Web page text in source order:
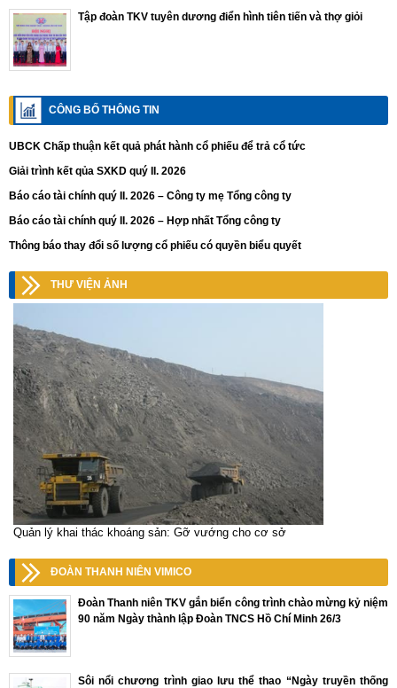
Tập đoàn TKV tuyên dương điển hình tiên tiến và thợ giỏi
CÔNG BỐ THÔNG TIN
UBCK Chấp thuận kết quả phát hành cổ phiếu để trả cổ tức
Giải trình kết qủa SXKD quý II. 2026
Báo cáo tài chính quý II. 2026 – Công ty mẹ Tổng công ty
Báo cáo tài chính quý II. 2026 – Hợp nhất Tổng công ty
Thông báo thay đổi số lượng cổ phiếu có quyền biểu quyết
THƯ VIỆN ẢNH
Quản lý khai thác khoáng sản: Gỡ vướng cho cơ sở
ĐOÀN THANH NIÊN VIMICO
Đoàn Thanh niên TKV gắn biển công trình chào mừng kỷ niệm
90 năm Ngày thành lập Đoàn TNCS Hồ Chí Minh 26/3
Sôi nổi chương trình giao lưu thể thao “Ngày truyền thống